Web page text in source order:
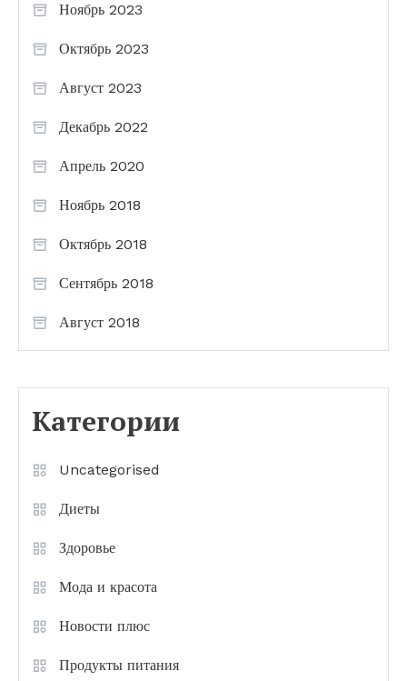
Ноябрь 2023
Октябрь 2023
Август 2023
Декабрь 2022
Апрель 2020
Ноябрь 2018
Октябрь 2018
Сентябрь 2018
Август 2018
Категории
Uncategorised
Диеты
Здоровье
Мода и красота
Новости плюс
Продукты питания